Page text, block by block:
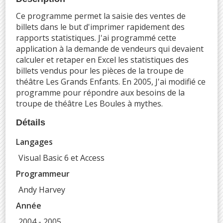
Ce programme permet la saisie des ventes de
billets dans le but d'imprimer rapidement des
rapports statistiques. J'ai programmé cette
application à la demande de vendeurs qui devaient
calculer et retaper en Excel les statistiques des
billets vendus pour les pièces de la troupe de
théâtre Les Grands Enfants. En 2005, J'ai modifié ce
programme pour répondre aux besoins de la
troupe de théâtre Les Boules à mythes.
Détails
Langages
Visual Basic 6 et Access
Programmeur
Andy Harvey
Année